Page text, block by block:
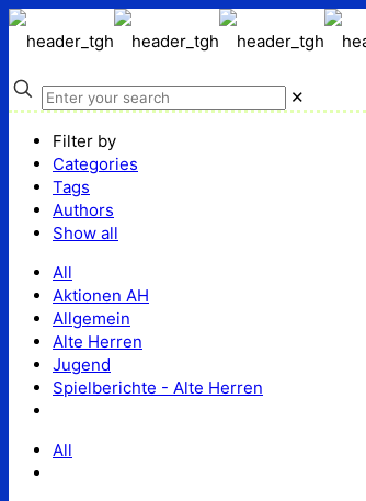
✕
Filter by
Categories
Tags
Authors
Show all
All
Aktionen AH
Allgemein
Alte Herren
Jugend
Spielberichte - Alte Herren
All